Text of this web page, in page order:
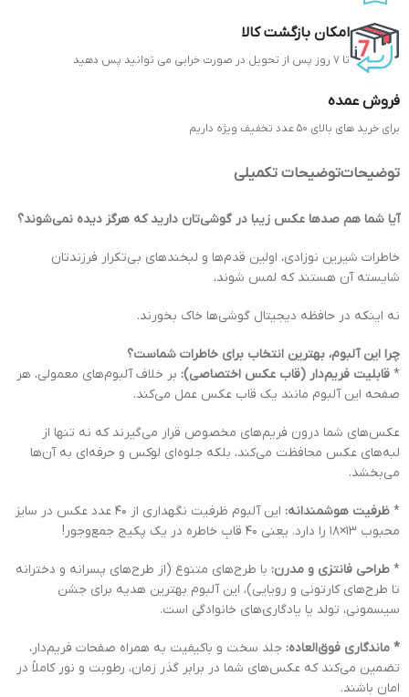
امکان بازگشت کالا
تا 7 روز پس از تحویل در صورت خرابی می توانید پس دهید
فروش عمده
برای خرید های بالای 50 عدد تخفیف ویژه داریم
توضیحاتتوضیحات تکمیلی
آیا شما هم صدها عکس زیبا در گوشی‌تان دارید که هرگز دیده نمی‌شوند؟
خاطرات شیرین نوزادی، اولین قدم‌ها و لبخندهای بی‌تکرار فرزندتان
شایسته آن هستند که لمس شوند،
نه اینکه در حافظه دیجیتال گوشی‌ها خاک بخورند.
چرا این آلبوم، بهترین انتخاب برای خاطرات شماست؟
* قابلیت فریم‌دار (قاب عکس اختصاصی): بر خلاف آلبوم‌های معمولی، هر
صفحه این آلبوم مانند یک قاب عکس عمل می‌کند.
عکس‌های شما درون فریم‌های مخصوص قرار می‌گیرند که نه تنها از
لبه‌های عکس محافظت می‌کند، بلکه جلوه‌ای لوکس و حرفه‌ای به آن‌ها
می‌بخشد.
* ظرفیت هوشمندانه:
این آلبوم ظرفیت نگهداری از ۴۰ عدد عکس در سایز
محبوب ۱۳×۱۸ را دارد. یعنی ۴۰ قابِ خاطره در یک پکیج جمع‌وجور!
* طراحی فانتزی و مدرن: با طرح‌های متنوع (از طرح‌های پسرانه و دخترانه
تا طرح‌های کارتونی و رویایی)، این آلبوم بهترین هدیه برای جشن
سیسمونی، تولد یا یادگاری‌های خانوادگی است.
* ماندگاری فوق‌العاده: جلد سخت و باکیفیت به همراه صفحات فریم‌دار،
تضمین می‌کند که عکس‌های شما در برابر گذر زمان، رطوبت و نور کاملاً در
امان باشند.